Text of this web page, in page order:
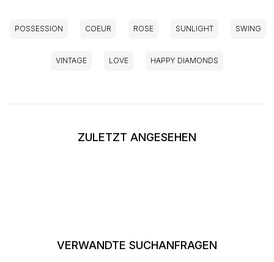
POSSESSION COEUR ROSE SUNLIGHT SWING
VINTAGE LOVE HAPPY DIAMONDS
ZULETZT ANGESEHEN
VERWANDTE SUCHANFRAGEN